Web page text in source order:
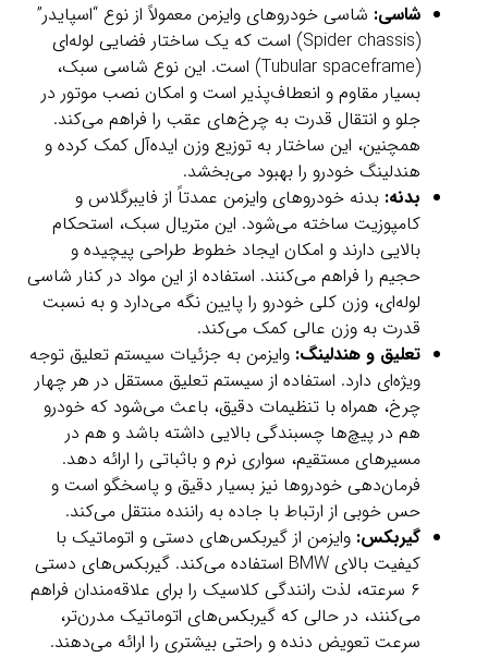
شاسی: شاسی خودروهای وایزمن معمولاً از نوع “اسپایدر”
(Spider chassis) است که یک ساختار فضایی لوله‌ای
(Tubular spaceframe) است. این نوع شاسی سبک،
بسیار مقاوم و انعطاف‌پذیر است و امکان نصب موتور در
جلو و انتقال قدرت به چرخ‌های عقب را فراهم می‌کند.
همچنین، این ساختار به توزیع وزن ایده‌آل کمک کرده و
هندلینگ خودرو را بهبود می‌بخشد.
بدنه: بدنه خودروهای وایزمن عمدتاً از فایبرگلاس و
کامپوزیت ساخته می‌شود. این متریال سبک، استحکام
بالایی دارند و امکان ایجاد خطوط طراحی پیچیده و
حجیم را فراهم می‌کنند. استفاده از این مواد در کنار شاسی
لوله‌ای، وزن کلی خودرو را پایین نگه می‌دارد و به نسبت
قدرت به وزن عالی کمک می‌کند.
تعلیق و هندلینگ: وایزمن به جزئیات سیستم تعلیق توجه
ویژه‌ای دارد. استفاده از سیستم تعلیق مستقل در هر چهار
چرخ، همراه با تنظیمات دقیق، باعث می‌شود که خودرو
هم در پیچ‌ها چسبندگی بالایی داشته باشد و هم در
مسیرهای مستقیم، سواری نرم و باثباتی را ارائه دهد.
فرمان‌دهی خودروها نیز بسیار دقیق و پاسخگو است و
حس خوبی از ارتباط با جاده به راننده منتقل می‌کند.
گیربکس: وایزمن از گیربکس‌های دستی و اتوماتیک با
کیفیت بالای BMW استفاده می‌کند. گیربکس‌های دستی
۶ سرعته، لذت رانندگی کلاسیک را برای علاقه‌مندان فراهم
می‌کنند، در حالی که گیربکس‌های اتوماتیک مدرن‌تر،
سرعت تعویض دنده و راحتی بیشتری را ارائه می‌دهند.